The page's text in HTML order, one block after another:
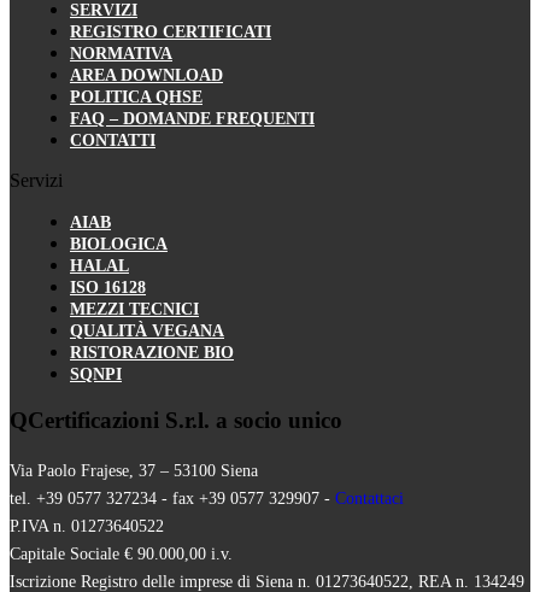
SERVIZI
REGISTRO CERTIFICATI
NORMATIVA
AREA DOWNLOAD
POLITICA QHSE
FAQ – DOMANDE FREQUENTI
CONTATTI
Servizi
AIAB
BIOLOGICA
HALAL
ISO 16128
MEZZI TECNICI
QUALITÀ VEGANA
RISTORAZIONE BIO
SQNPI
QCertificazioni S.r.l. a socio unico
Via Paolo Frajese, 37 – 53100 Siena
tel. +39 0577 327234 - fax +39 0577 329907 - Contattaci
P.IVA n. 01273640522
Capitale Sociale € 90.000,00 i.v.
Iscrizione Registro delle imprese di Siena n. 01273640522, REA n. 134249